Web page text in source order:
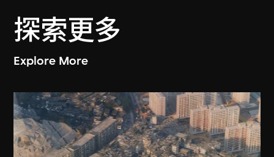
探索更多
Explore More